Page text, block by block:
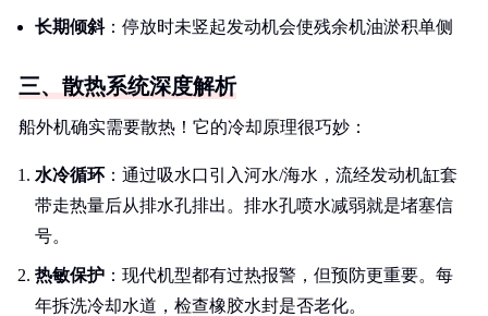
长期倾斜：停放时未竖起发动机会使残余机油淤积单侧
三、散热系统深度解析
船外机确实需要散热！它的冷却原理很巧妙：
水冷循环 ：通过吸水口引入河水/海水，流经发动机缸套
带走热量后从排水孔排出。排水孔喷水减弱就是堵塞信
号。
热敏保护 ：现代机型都有过热报警，但预防更重要。每
年拆洗冷却水道，检查橡胶水封是否老化。